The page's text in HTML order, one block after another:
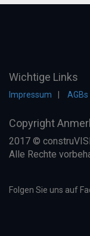
Wichtige Links
Impressum AGBs
Copyright
2017 ©
Alle Rechte
Folgen Sie uns auf